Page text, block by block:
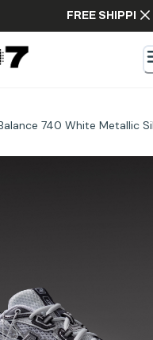
FREE
740 White Metallic